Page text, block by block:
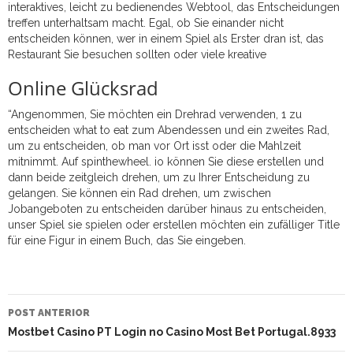
interaktives, leicht zu bedienendes Webtool, das Entscheidungen
treffen unterhaltsam macht. Egal, ob Sie einander nicht
entscheiden können, wer in einem Spiel als Erster dran ist, das
Restaurant Sie besuchen sollten oder viele kreative
Online Glücksrad
“Angenommen, Sie möchten ein Drehrad verwenden, 1 zu
entscheiden what to eat zum Abendessen und ein zweites Rad,
um zu entscheiden, ob man vor Ort isst oder die Mahlzeit
mitnimmt. Auf spinthewheel. io können Sie diese erstellen und
dann beide zeitgleich drehen, um zu Ihrer Entscheidung zu
gelangen. Sie können ein Rad drehen, um zwischen
Jobangeboten zu entscheiden darüber hinaus zu entscheiden,
unser Spiel sie spielen oder erstellen möchten ein zufälliger Title
für eine Figur in einem Buch, das Sie eingeben.
NAVEGAÇÃO
DO
POST
POST ANTERIOR
Mostbet Casino PT Login no Casino Most Bet Portugal.8933